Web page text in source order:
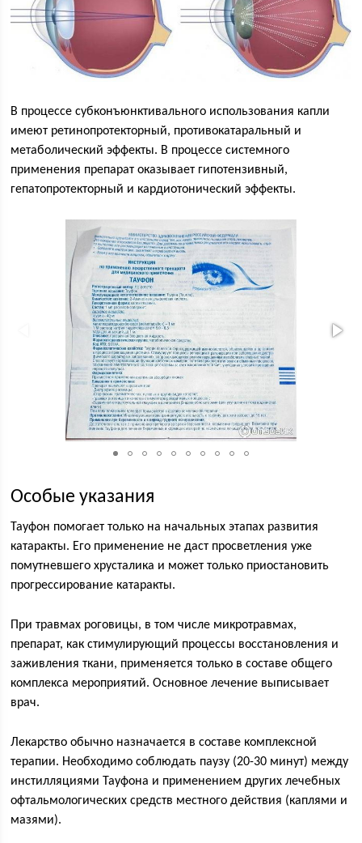
В процессе субконъюнктивального использования капли
имеют ретинопротекторный, противокатаральный и
метаболический эффекты. В процессе системного
применения препарат оказывает гипотензивный,
гепатопротекторный и кардиотонический эффекты.
Особые указания
Тауфон помогает только на начальных этапах развития
катаракты. Его применение не даст просветления уже
помутневшего хрусталика и может только приостановить
прогрессирование катаракты.
При травмах роговицы, в том числе микротравмах,
препарат, как стимулирующий процессы восстановления и
заживления ткани, применяется только в составе общего
комплекса мероприятий. Основное лечение выписывает
врач.
Лекарство обычно назначается в составе комплексной
терапии. Необходимо соблюдать паузу (20-30 минут) между
инстилляциями Тауфона и применением других лечебных
офтальмологических средств местного действия (каплями и
мазями).